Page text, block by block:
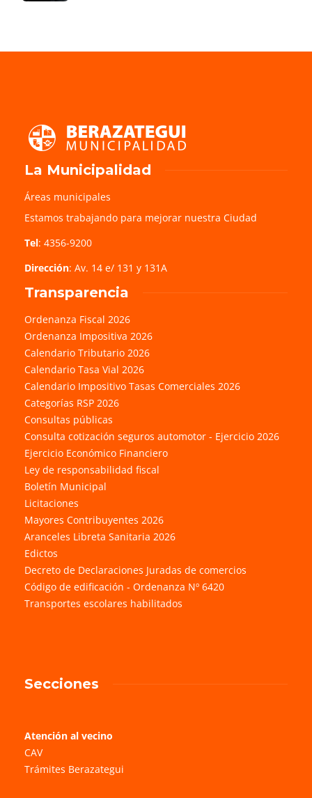
La Municipalidad
Áreas municipales
Estamos trabajando para mejorar nuestra Ciudad
Tel: 4356-9200
Dirección: Av. 14 e/ 131 y 131A
Transparencia
Ordenanza Fiscal 2026
Ordenanza Impositiva 2026
Calendario Tributario 2026
Calendario Tasa Vial 2026
Calendario Impositivo Tasas Comerciales 2026
Categorías RSP 2026
Consultas públicas
Consulta cotización seguros automotor - Ejercicio 2026
Ejercicio Económico Financiero
Ley de responsabilidad fiscal
Boletín Municipal
Licitaciones
Mayores Contribuyentes 2026
Aranceles Libreta Sanitaria 2026
Edictos
Decreto de Declaraciones Juradas de comercios
Código de edificación - Ordenanza Nº 6420
Transportes escolares habilitados
Secciones
Atención al vecino
CAV
Trámites Berazategui